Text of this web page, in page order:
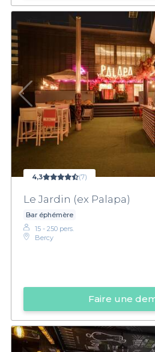
4,3 (7)
Le Jardin (ex Palapa)
Bar éphémère
15 - 250 pers.
Bercy
Faire une